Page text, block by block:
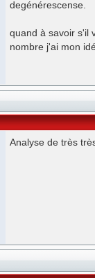
degénérescense.
quand à savoir s'il
nombre j'ai mon
Analyse de très